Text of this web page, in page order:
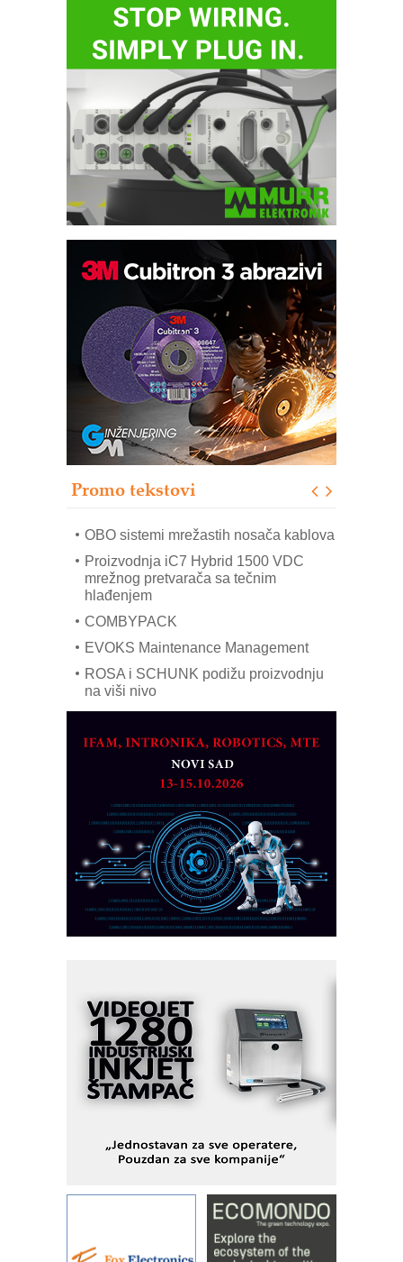
Promo tekstovi
Potpuna efikasnost bez složenih
sistema
Trajna oznaka kao dugoročna korist
Bezbednost na prvom mestu!
IB BLUMENAUER - više od 40 godina
poverenja u industriji
RMQ-TITAN ADVANCED INDICATOR
– Pametna signalizacija za efikasnije
upravljanje mašinama
Mitutoyo Crysta-Apex V PLUS: Nova
OBO sistemi mrežastih nosača kablova
Proizvodnja iC7 Hybrid 1500 VDC
mrežnog pretvarača sa tečnim
hlađenjem
COMBYPACK
EVOKS Maintenance Management
ROSA i SCHUNK podižu proizvodnju
na viši nivo
MAREX - Lim i mašine za savremena
Marcom-plast d.o.o.- vaš pouzdan
partner
CTO - Prilagodite svoju toplinsku
obradu!
Razvoj asortimanskog pravca MINI-
PLC AKYTEC
AUKOM: Svetski standard metrologije
dostupan u Srbiji
I.SAFE MOBILE revolucioniše
industrijsku automatizaciju
pionirskimmobile operator PANEL-OM
Fleksibilno stezanje i brzo
podešavanje u proizvodnji prototipova
KIP KOP – napredna rešenja za
objekte
Alba d.o.o. – 35 godina preciznosti u
IBeRTIM - oprema za ispitivanje
kontrole kvaliteta